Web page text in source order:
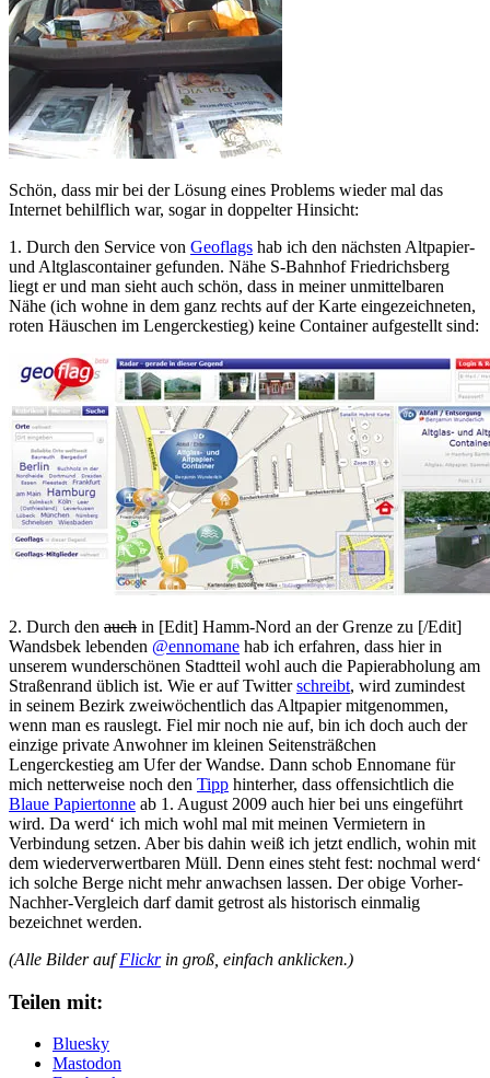
Schön, dass mir bei der Lösung eines Problems wieder mal das
Internet behilflich war, sogar in doppelter Hinsicht:
1. Durch den Service von Geoflags hab ich den nächsten Altpapier-
und Altglascontainer gefunden. Nähe S-Bahnhof Friedrichsberg
liegt er und man sieht auch schön, dass in meiner unmittelbaren
Nähe (ich wohne in dem ganz rechts auf der Karte eingezeichneten,
roten Häuschen im Lengerckestieg) keine Container aufgestellt sind:
2. Durch den auch in [Edit] Hamm-Nord an der Grenze zu [/Edit]
Wandsbek lebenden @ennomane hab ich erfahren, dass hier in
unserem wunderschönen Stadtteil wohl auch die Papierabholung am
Straßenrand üblich ist. Wie er auf Twitterschreibt, wird zumindest
in seinem Bezirk zweiwöchentlich das Altpapier mitgenommen,
wenn man es rauslegt. Fiel mir noch nie auf, bin ich doch auch der
einzige private Anwohner im kleinen Seitensträßchen
Lengerckestieg am Ufer der Wandse. Dann schob Ennomane für
mich netterweise noch den Tipp hinterher, dass offensichtlich die
Blaue Papiertonne ab 1. August 2009 auch hier bei uns eingeführt
wird. Da werd‘ ich mich wohl mal mit meinen Vermietern in
Verbindung setzen. Aber bis dahin weiß ich jetzt endlich, wohin mit
dem wiederverwertbaren Müll. Denn eines steht fest: nochmal werd‘
ich solche Berge nicht mehr anwachsen lassen. Der obige Vorher-
Nachher-Vergleich darf damit getrost als historisch einmalig
bezeichnet werden.
(Alle Bilder aufFlickrin groß, einfach anklicken.)
Teilen mit:
Bluesky
Mastodon